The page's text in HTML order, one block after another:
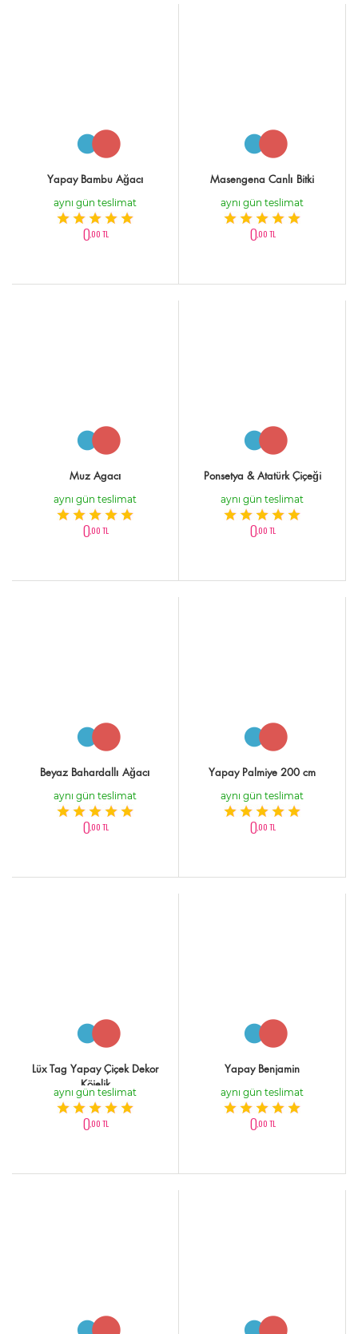
Yapay Bambu Ağacı
aynı gün teslimat
0,00 TL
Masengena Canlı Bitki
aynı gün teslimat
0,00 TL
Muz Agacı
aynı gün teslimat
0,00 TL
Ponsetya & Atatürk Çiçeği
aynı gün teslimat
0,00 TL
Beyaz Bahardallı Ağacı
aynı gün teslimat
0,00 TL
Yapay Palmiye 200 cm
aynı gün teslimat
0,00 TL
Lüx Tag Yapay Çiçek Dekor
Köielik
aynı gün teslimat
0,00 TL
Yapay Benjamin
aynı gün teslimat
0,00 TL